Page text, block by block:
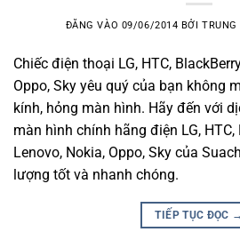
ĐĂNG VÀO 09/06/2014 BỞITRUNG
Chiếc điện thoại LG, HTC,
Oppo, Sky yêu quý của bạn không
kính, hỏng màn hình. Hãy đến với
màn hình chính hãng điện LG, HTC,
Lenovo, Nokia, Oppo, Sky của
lượng tốt và nhanh chóng.
TIẾP TỤC ĐỌC →